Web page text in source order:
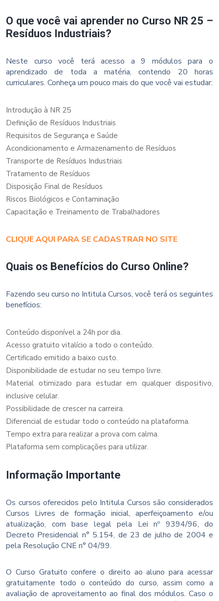
O que você vai aprender no Curso NR 25 –
Resíduos Industriais?
Neste curso você terá acesso a 9 módulos para o
aprendizado de toda a matéria, contendo 20 horas
curriculares. Conheça um pouco mais do que você vai estudar:
Introdução à NR 25
Definição de Resíduos Industriais
Requisitos de Segurança e Saúde
Acondicionamento e Armazenamento de Resíduos
Transporte de Resíduos Industriais
Tratamento de Resíduos
Disposição Final de Resíduos
Riscos Biológicos e Contaminação
Capacitação e Treinamento de Trabalhadores
CLIQUE AQUI PARA SE CADASTRAR NO SITE
Quais os Benefícios do Curso Online?
Fazendo seu curso no Intitula Cursos, você terá os seguintes
benefícios:
Conteúdo disponível a 24h por dia.
Acesso gratuito vitalício a todo o conteúdo.
Certificado emitido a baixo custo.
Disponibilidade de estudar no seu tempo livre.
Material otimizado para estudar em qualquer dispositivo,
inclusive celular.
Possibilidade de crescer na carreira.
Diferencial de estudar todo o conteúdo na plataforma.
Tempo extra para realizar a prova com calma.
Plataforma sem complicações para utilizar.
Informação Importante
Os cursos oferecidos pelo Intitula Cursos são considerados
Cursos Livres de formação inicial, aperfeiçoamento e/ou
atualização, com base legal pela Lei nº 9394/96, do
Decreto Presidencial n° 5.154, de 23 de julho de 2004 e
pela Resolução CNE n° 04/99.
O Curso Gratuito confere o direito ao aluno para acessar
gratuitamente todo o conteúdo do curso, assim como a
avaliação de aproveitamento ao final dos módulos. Caso o